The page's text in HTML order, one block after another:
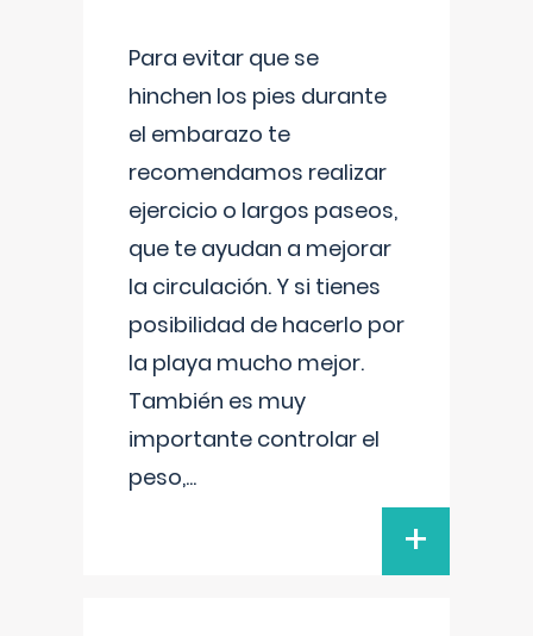
Para evitar que se
hinchen los pies durante
el embarazo te
recomendamos realizar
ejercicio o largos paseos,
que te ayudan a mejorar
la circulación. Y si tienes
posibilidad de hacerlo por
la playa mucho mejor.
También es muy
importante controlar el
peso,...
+